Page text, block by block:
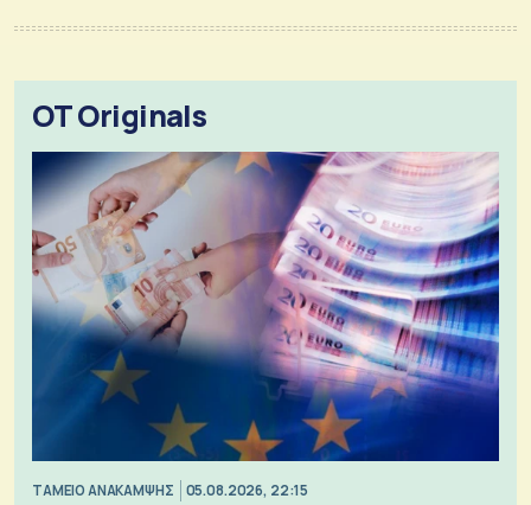
OT Originals
ΤΑΜΕΙΟ ΑΝΑΚΑΜΨΗΣ 05.08.2026, 22:15